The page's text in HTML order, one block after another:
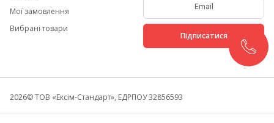
Мої замовлення
Вибрані товари
Підписатися
2026© ТОВ «Ексім-Стандарт», ЕДРПОУ 32856593